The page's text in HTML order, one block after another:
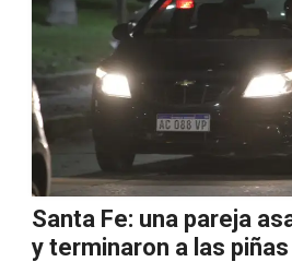
Santa Fe: una pareja
y terminaron a las piñas